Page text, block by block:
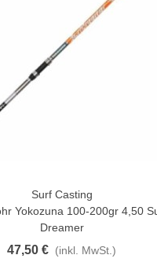
Surf Casting
Yokozuna 100-200gr 4,50
Dreamer
47,50 € (inkl. MwSt.)